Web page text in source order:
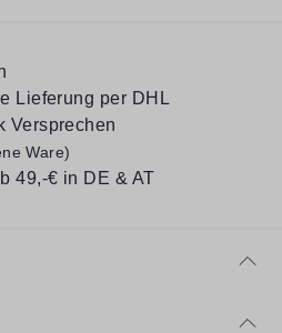
Lieferung per DHL
Versprechen
Ware)
49,-€ in DE & AT